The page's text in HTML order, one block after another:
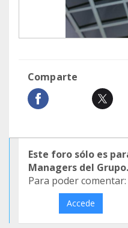
Comparte
Este foro sólo es
Managers del Grupo.
Para poder comentar:
Accede